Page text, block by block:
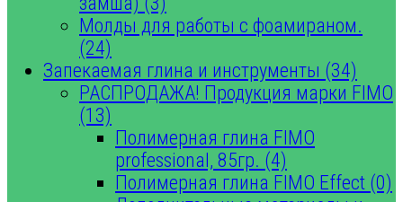
Молды для работы с фоамираном.
(24)
Запекаемая глина и инструменты (34)
РАСПРОДАЖА! Продукция марки FIMO
(13)
Полимерная глина FIMO
professional, 85гр. (4)
Полимерная глина FIMO Effect (0)